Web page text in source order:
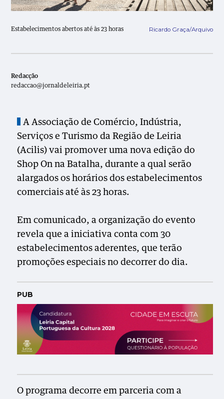
Estabelecimentos abertos até às 23 horas Ricardo Graça/Arquivo
Redacção
redaccao@jornaldeleiria.pt
A Associação de Comércio, Indústria,
Serviços e Turismo da Região de Leiria
(Acilis) vai promover uma nova edição do
Shop On na Batalha, durante a qual serão
alargados os horários dos estabelecimentos
comerciais até às 23 horas.
Em comunicado, a organização do evento
revela que a iniciativa conta com 30
estabelecimentos aderentes, que terão
promoções especiais no decorrer do dia.
PUB
O programa decorre em parceria com a